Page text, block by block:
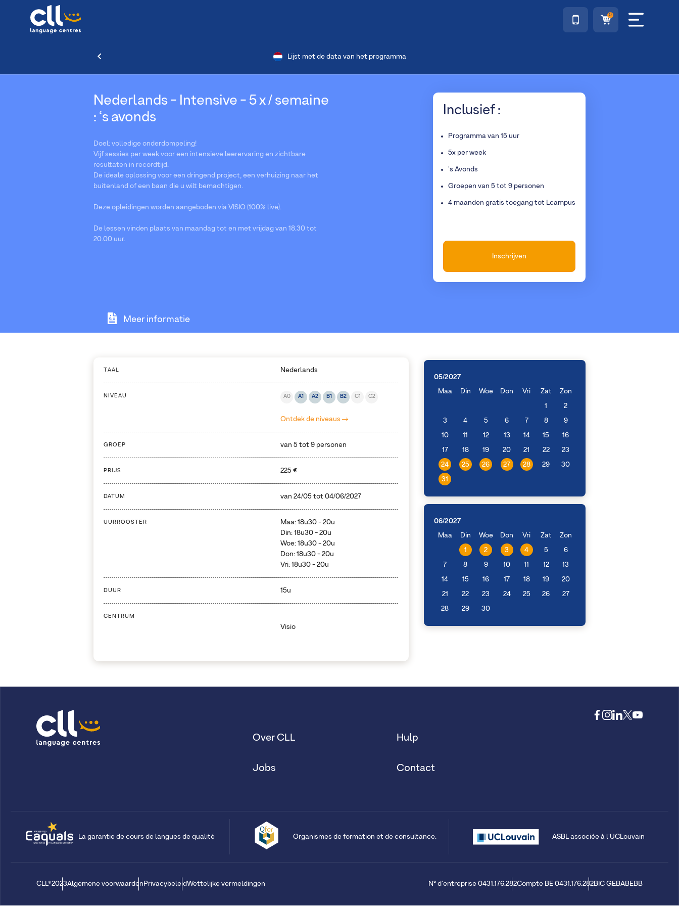
0
Lijst met de data van het programma
Nederlands - Intensive - 5 x / semaine
: ‘s avonds
Doel: volledige onderdompeling!
Vijf sessies per week voor een intensieve leerervaring en zichtbare
resultaten in recordtijd.
De ideale oplossing voor een dringend project, een verhuizing naar het
buitenland of een baan die u wilt bemachtigen.
Deze opleidingen worden aangeboden via VISIO (100% live).
De lessen vinden plaats van maandag tot en met vrijdag van 18.30 tot
20.00 uur.
Inclusief :
Programma van 15 uur
5x per week
's Avonds
Groepen van 5 tot 9 personen
4 maanden gratis toegang tot Lcampus
Inschrijven
Meer informatie
TAAL Nederlands
NIVEAU A0 A1 A2 B1 B2 C1 C2
Ontdek de niveaus
GROEP van 5 tot 9 personen
PRIJS 225 €
DATUM van24/05 tot04/06/2027
05/2027
Maa
Din Woe Don Vri Zat Zon
1 2
3 4 5 6 7 8 9
10 11 12 13 14 15 16
17 18 19 20 21 22 23
24 25 26 27 28 29 30
31
06/2027
Maa
Din Woe Don Vri Zat Zon
1 2 3 4 5 6
7 8 9 10 11 12 13
14 15 16 17 18 19 20
21 22 23 24 25 26 27
28 29 30
UURROOSTER
Maa: 18u30 - 20u
Din: 18u30 - 20u
Woe: 18u30 - 20u
Don: 18u30 - 20u
Vri: 18u30 - 20u
DUUR 15u
CENTRUM
Visio
Over CLL
Jobs
Hulp
Contact
La garantie de cours de langues de qualité Organismes de formation et de consultance. ASBL associée à l'UCLouvain
CLL®2023Algemene voorwaarden PrivacybeleidWettelijke vermeldingen N° d'entreprise 0431.176.282Compte BE 0431.176.282BIC GEBABEBB